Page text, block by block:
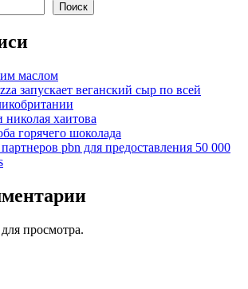
Поиск
маслом
запускает веганский сыр по всей
николая хаитова
горячего шоколада
pbn для предоставления 50 000
просмотра.